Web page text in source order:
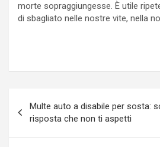
morte sopraggiungesse. È utile
di sbagliato nelle nostre vite, nella
articoli
Multe auto a disabile per sosta:
risposta che non ti aspetti